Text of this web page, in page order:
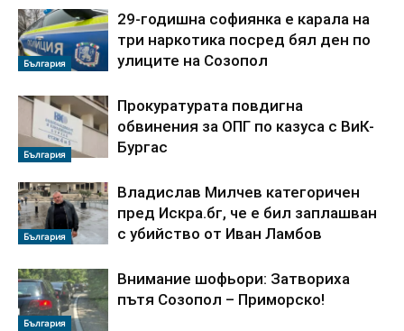
България
29-годишна софиянка е карала на
три наркотика посред бял ден по
улиците на Созопол
България
Прокуратурата повдигна
обвинения за ОПГ по казуса с ВиК-
Бургас
България
Владислав Милчев категоричен
пред Искра.бг, че е бил заплашван
с убийство от Иван Ламбов
България
Внимание шофьори: Затвориха
пътя Созопол – Приморско!